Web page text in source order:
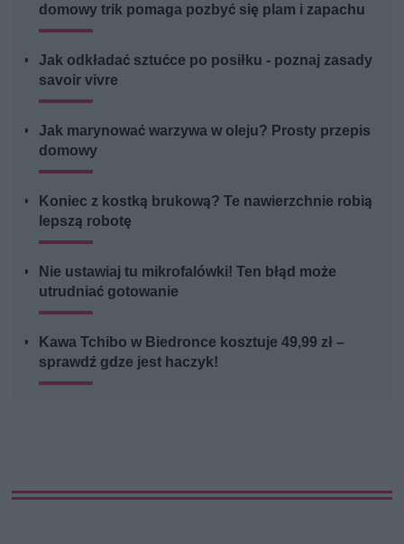
domowy trik pomaga pozbyć się plam i zapachu
Jak odkładać sztućce po posiłku - poznaj zasady
savoir vivre
Jak marynować warzywa w oleju? Prosty przepis
domowy
Koniec z kostką brukową? Te nawierzchnie robią
lepszą robotę
Nie ustawiaj tu mikrofalówki! Ten błąd może
utrudniać gotowanie
Kawa Tchibo w Biedronce kosztuje 49,99 zł –
sprawdź gdze jest haczyk!